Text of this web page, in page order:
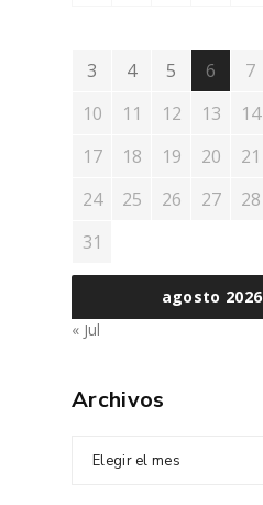
agosto 2026
3
4 5 6 7
10
11 12 13 14
17
18 19 20 21
24
25 26 27 28
31
« Jul
Archivos
Elegir el mes